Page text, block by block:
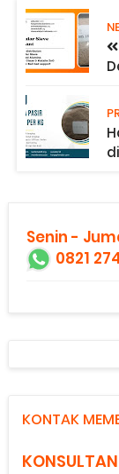
Senin -
0821
KONTAK
KONSULTAN